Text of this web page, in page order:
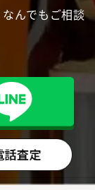
んでもご相談